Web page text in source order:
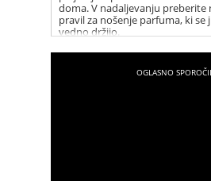
doma. V nadaljevanju preberite
pravil za nošenje parfuma, ki se
vedno držijo.